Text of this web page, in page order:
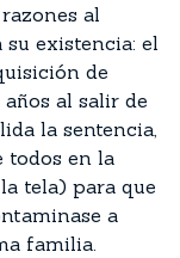
al
existencia: el
de
al salir de
la sentencia,
todos en la
tela) para que
a
familia.